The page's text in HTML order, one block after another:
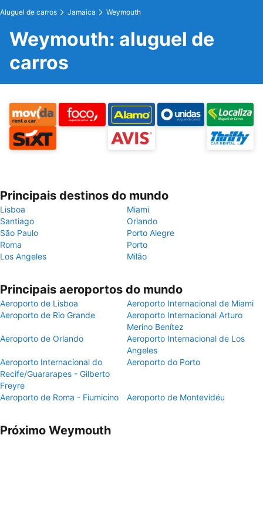
Aluguel de carros Jamaica Weymouth
Weymouth: aluguel de
carros
Principais destinos do mundo
Lisboa
Miami
Santiago
Orlando
São Paulo
Porto Alegre
Roma
Porto
Los Angeles
Milão
Principais aeroportos do mundo
Aeroporto de Lisboa
Aeroporto Internacional de Miami
Aeroporto de Rio Grande
Aeroporto Internacional Arturo
Merino Benítez
Aeroporto de Orlando
Aeroporto Internacional de Los
Angeles
Aeroporto Internacional do
Recife/Guararapes - Gilberto
Freyre
Aeroporto do Porto
Aeroporto de Roma - Fiumicino Aeroporto de Montevidéu
Próximo Weymouth